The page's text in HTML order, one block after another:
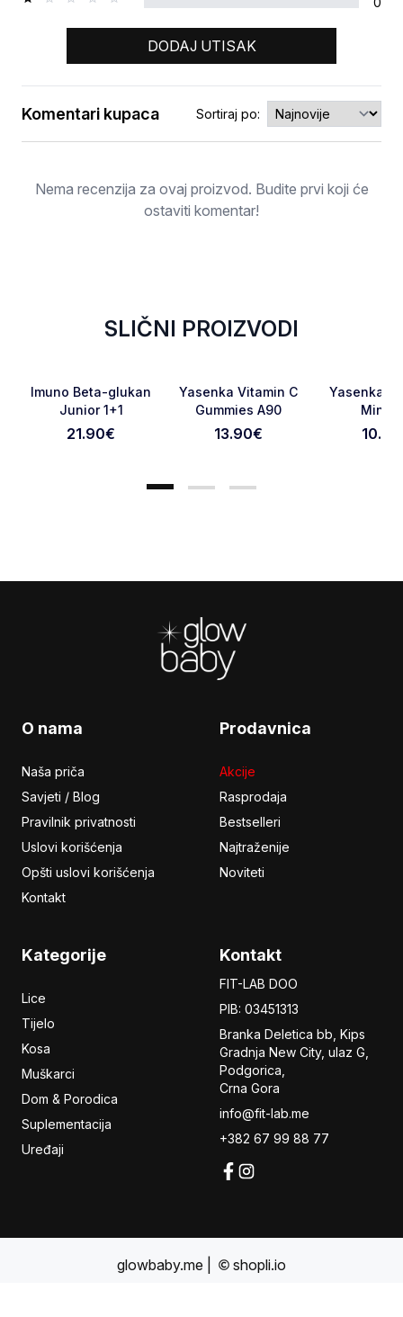
DODAJ UTISAK
Ocjena
Otkaži pregled Pošaljite pregled
Komentari kupaca Sortiraj po:
Nema recenzija za ovaj proizvod. Budite prvi koji će
ostaviti komentar!
SLIČNI PROIZVODI
Favorite
Imuno Beta-glukan
Junior 1+1
21.90€
Favorite
Yasenka Vitamin C
Gummies A90
13.90€
Yasenka
Mini
10.90
O nama
Naša priča
Savjeti / Blog
Pravilnik privatnosti
Uslovi korišćenja
Opšti uslovi korišćenja
Kontakt
Prodavnica
Akcije
Rasprodaja
Bestselleri
Najtraženije
Noviteti
Kategorije
Lice
Tijelo
Kosa
Muškarci
Dom & Porodica
Suplementacija
Uređaji
Kontakt
FIT-LAB DOO
PIB: 03451313
Branka Deletica bb, Kips
Gradnja New City, ulaz G,
Podgorica,
Crna Gora
info@fit-lab.me
+382 67 99 88 77
glowbaby.me shopli.io